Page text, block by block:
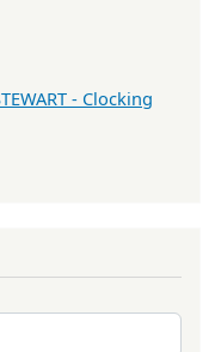
- Clocking